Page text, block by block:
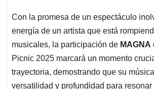
Con la promesa de un espectáculo
energía de un artista que está
musicales, la participación de MAGNA
Picnic 2025 marcará un momento
trayectoria, demostrando que su
versatilidad y profundidad para resonar